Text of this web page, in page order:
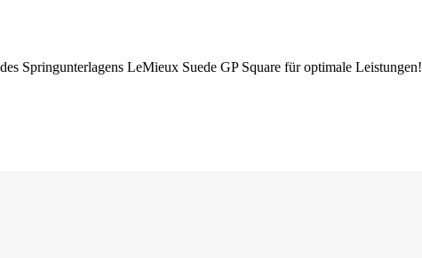
Springunterlagens LeMieux Suede GP Square für optimale Leistungen!